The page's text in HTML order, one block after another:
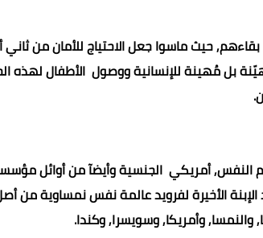
حيث ماسوا جعل الاحتياج للأمان من
بل مُهينة للإنسانية ووصول الأطفال لهذه
أمريكي الجنسية وأيضآ من أوائل
الأخيرة لفرويد عالمة نفس نمساوية من
وأمريكا, وسويسرا, وكندا.